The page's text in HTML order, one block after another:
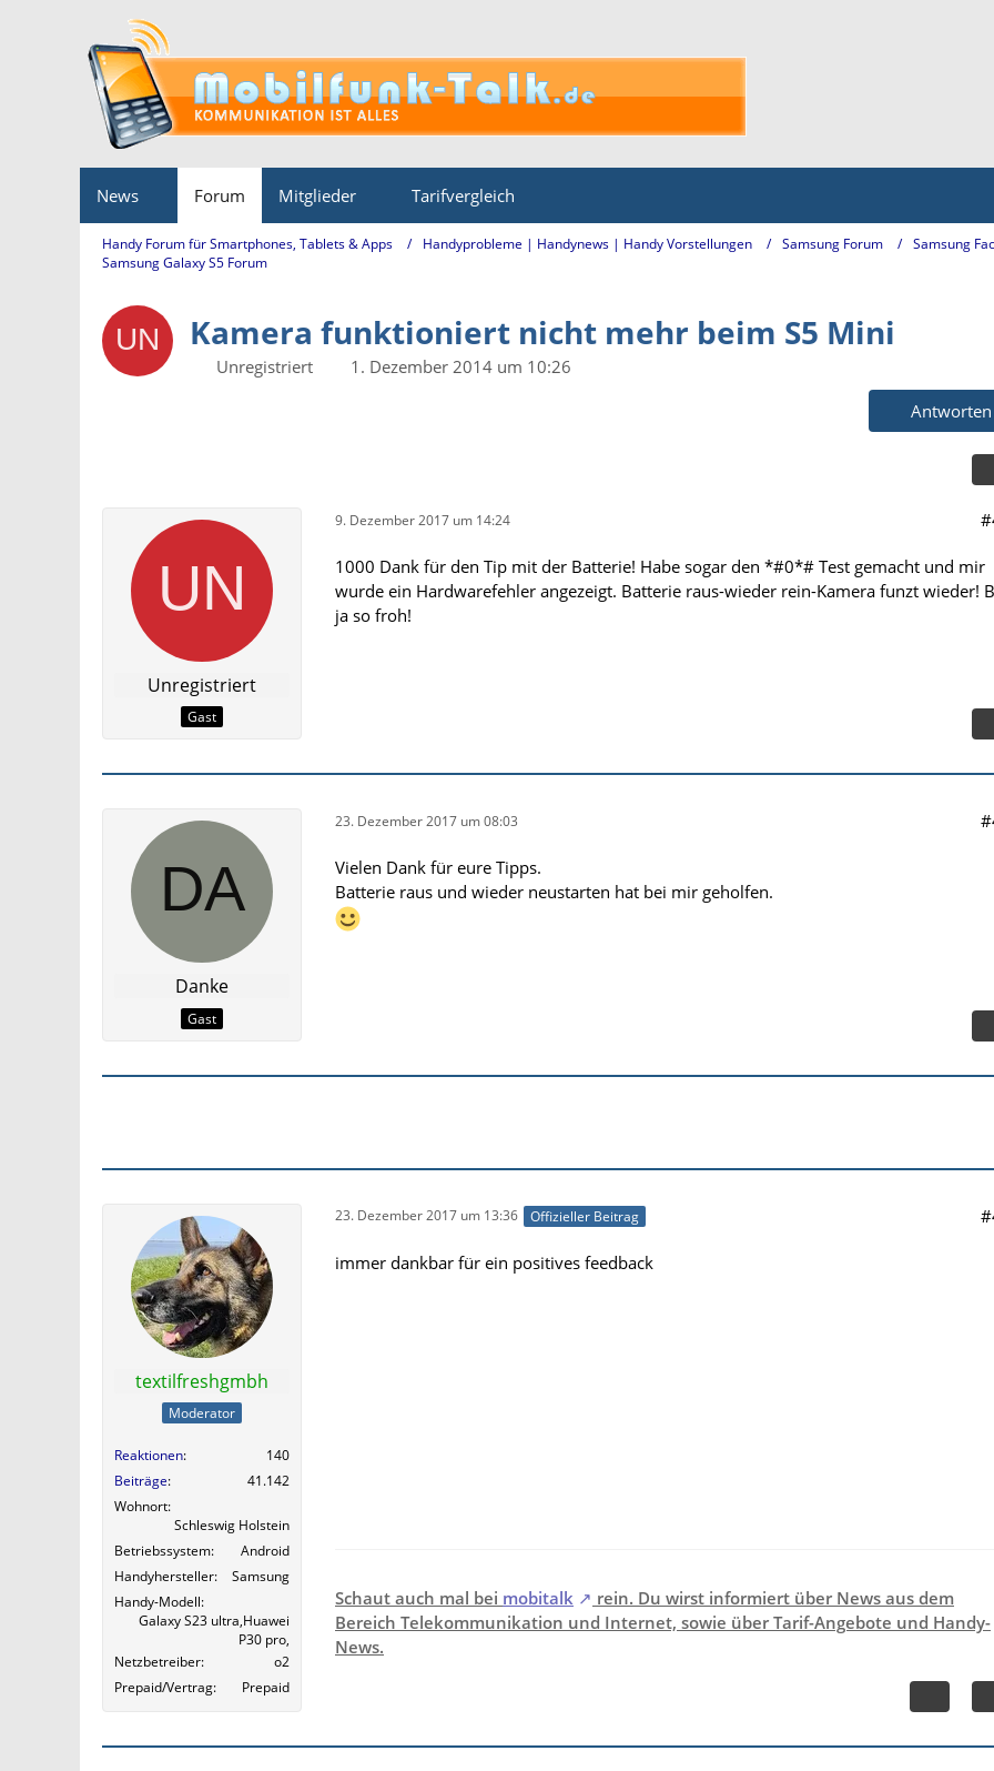
News Forum Mitglieder Tarifvergleich
Handy Forum für Smartphones, Tablets & Apps Handyprobleme | Handynews | Handy Vorstellungen Samsung Forum Samsung
Samsung Galaxy S5 Forum
Kamera funktioniert nicht mehr beim S5 Mini
Unregistriert
1. Dezember 2014 um 10:26
Antworten
Unregistriert
Gast
9. Dezember 2017 um 14:24
1000 Dank für den Tip mit der Batterie! Habe sogar den *#0*# Test gemacht und mir
wurde ein Hardwarefehler angezeigt. Batterie raus-wieder rein-Kamera funzt wieder!
ja so froh!
Danke
Gast
23. Dezember 2017 um 08:03
Vielen Dank für eure Tipps.
Batterie raus und wieder neustarten hat bei mir geholfen.
textilfreshgmbh
Moderator
Reaktionen
140
Beiträge
41.142
Wohnort
Schleswig Holstein
Betriebssystem
Android
Handyhersteller
Samsung
Handy-Modell
Galaxy S23 ultra,Huawei
P30 pro,
Netzbetreiber
o2
Prepaid/Vertrag
Prepaid
23. Dezember 2017 um 13:36 Offizieller Beitrag
immer dankbar für ein positives feedback
Schaut auch mal bei mobitalk
rein. Du wirst informiert über News aus dem
Bereich Telekommunikation und Internet, sowie über Tarif-Angebote und Handy-
News.